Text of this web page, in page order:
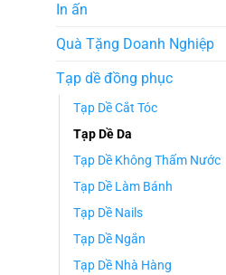
In ấn
Quà Tặng Doanh Nghiệp
Tạp dề đồng phục
Tạp Dề Cắt Tóc
Tạp Dề Da
Tạp Dề Không Thấm Nước
Tạp Dề Làm Bánh
Tạp Dề Nails
Tạp Dề Ngắn
Tạp Dề Nhà Hàng